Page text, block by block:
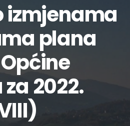
izmjenama
plana
2022.